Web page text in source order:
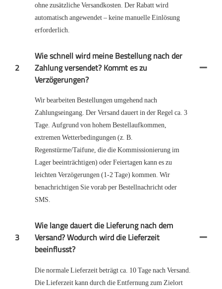
ohne zusätzliche Versandkosten. Der Rabatt wird
automatisch angewendet – keine manuelle Einlösung
erforderlich.
2
Wie schnell wird meine Bestellung nach der
Zahlung versendet? Kommt es zu
Verzögerungen?
Wir bearbeiten Bestellungen umgehend nach
Zahlungseingang. Der Versand dauert in der Regel ca. 3
Tage. Aufgrund von hohem Bestellaufkommen,
extremen Wetterbedingungen (z. B.
Regenstürme/Taifune, die die Kommissionierung im
Lager beeinträchtigen) oder Feiertagen kann es zu
leichten Verzögerungen (1-2 Tage) kommen. Wir
benachrichtigen Sie vorab per Bestellnachricht oder
SMS.
3
Wie lange dauert die Lieferung nach dem
Versand? Wodurch wird die Lieferzeit
beeinflusst?
Die normale Lieferzeit beträgt ca. 10 Tage nach Versand.
Die Lieferzeit kann durch die Entfernung zum Zielort